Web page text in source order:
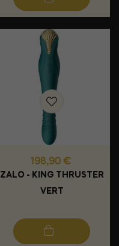
Prix
198,90 €
ZALO - KING THRUSTER
VERT